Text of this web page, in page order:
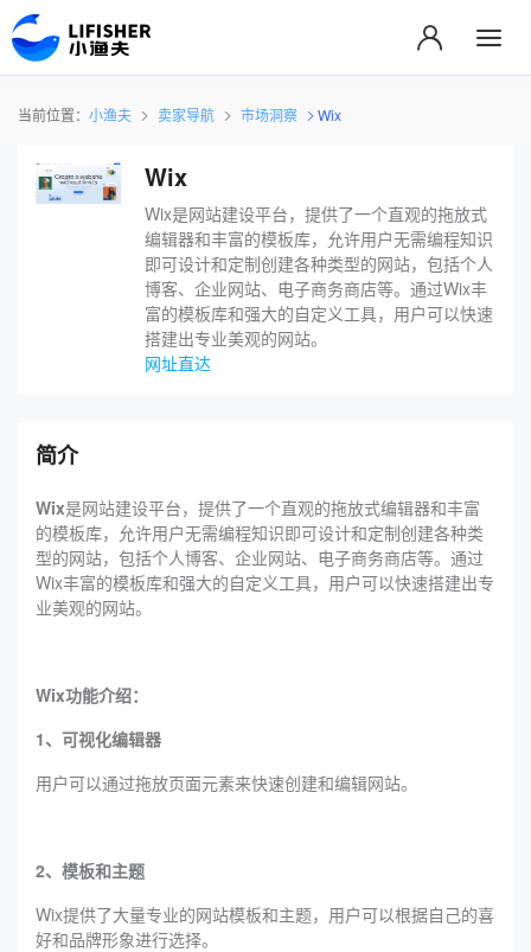
当前位置： 小渔夫 卖家导航 市场洞察 Wix
Wix
Wix是网站建设平台，提供了一个直观的拖放式
编辑器和丰富的模板库，允许用户无需编程知识
即可设计和定制创建各种类型的网站，包括个人
博客、企业网站、电子商务商店等。通过Wix丰
富的模板库和强大的自定义工具，用户可以快速
搭建出专业美观的网站。
网址直达
简介
Wix是网站建设平台，提供了一个直观的拖放式编辑器和丰富
的模板库，允许用户无需编程知识即可设计和定制创建各种类
型的网站，包括个人博客、企业网站、电子商务商店等。通过
Wix丰富的模板库和强大的自定义工具，用户可以快速搭建出专
业美观的网站。
Wix功能介绍：
1、可视化编辑器
用户可以通过拖放页面元素来快速创建和编辑网站。
2、模板和主题
Wix提供了大量专业的网站模板和主题，用户可以根据自己的喜
好和品牌形象进行选择。